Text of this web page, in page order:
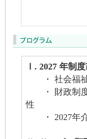
Ⅰ. 2027 年制
・ 社会福祉
・ 財政制度
性
・ 2027年介